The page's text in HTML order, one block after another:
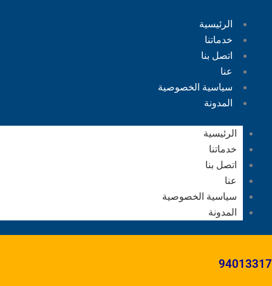
الرئيسية
خدماتنا
اتصل بنا
عنا
سياسية الخصوصية
المدونة
الرئيسية
خدماتنا
اتصل بنا
عنا
سياسية الخصوصية
المدونة
94013317